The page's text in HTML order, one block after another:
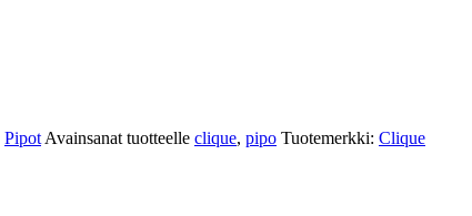
Pipot Avainsanat tuotteelle clique, pipo Tuotemerkki: Clique